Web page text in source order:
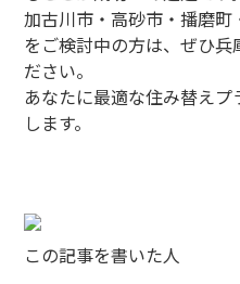
加古川市・高砂市・播磨
をご検討中の方は、ぜひ
ださい。
あなたに最適な住み替え
します。
この記事を書いた人